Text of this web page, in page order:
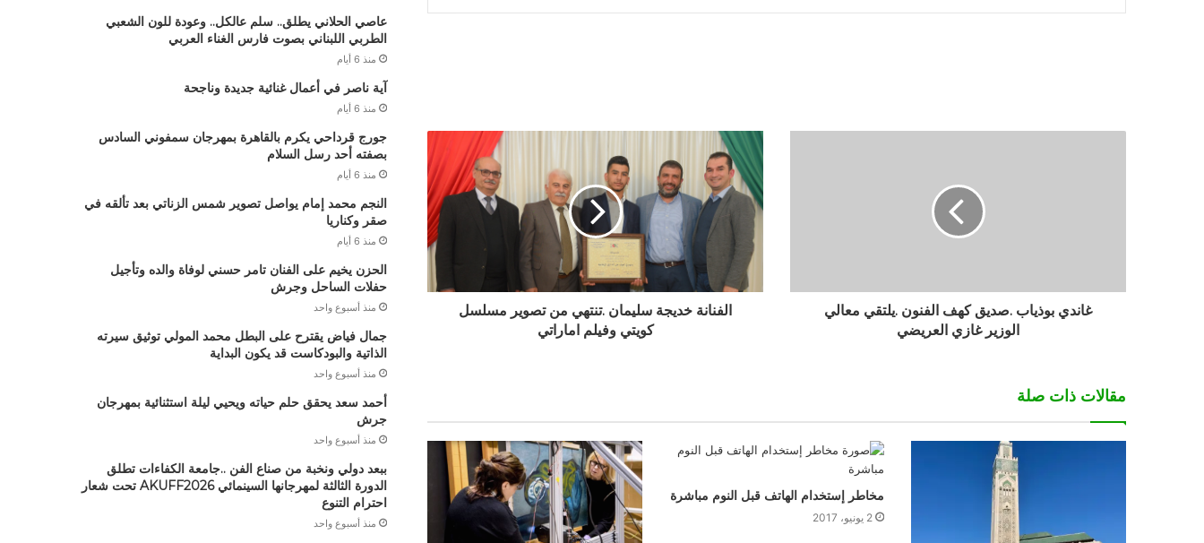
غاندي بوذياب .صديق كهف الفنون .يلتقي معالي
الوزير غازي العريضي
الفنانة خديجة سليمان .تنتهي من تصوير مسلسل
كويتي وفيلم اماراتي
مقالات ذات صلة
مخاطر إستخدام الهاتف قبل النوم مباشرة
2 يونيو، 2017
عاصي الحلاني يطلق.. سلم عالكل.. وعودة للون الشعبي
الطربي اللبناني بصوت فارس الغناء العربي
منذ 6 أيام
آية ناصر في أعمال غنائية جديدة وناجحة
منذ 6 أيام
جورج قرداحي يكرم بالقاهرة بمهرجان سمفوني السادس
بصفته أحد رسل السلام
منذ 6 أيام
النجم محمد إمام يواصل تصوير شمس الزناتي بعد تألقه في
صقر وكناريا
منذ 6 أيام
الحزن يخيم على الفنان تامر حسني لوفاة والده وتأجيل
حفلات الساحل وجرش
منذ أسبوع واحد
جمال فياض يقترح على البطل محمد المولي توثيق سيرته
الذاتية والبودكاست قد يكون البداية
منذ أسبوع واحد
أحمد سعد يحقق حلم حياته ويحيي ليلة استثنائية بمهرجان
جرش
منذ أسبوع واحد
ببعد دولي ونخبة من صناع الفن ..جامعة الكفاءات تطلق
الدورة الثالثة لمهرجانها السينمائي AKUFF2026 تحت شعار
احترام التنوع
منذ أسبوع واحد